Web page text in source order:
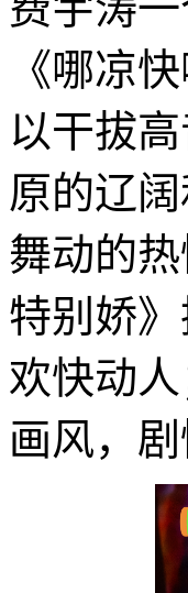
《哪凉
以干拔
原的辽
舞动的
特别娇
欢快动
画风，